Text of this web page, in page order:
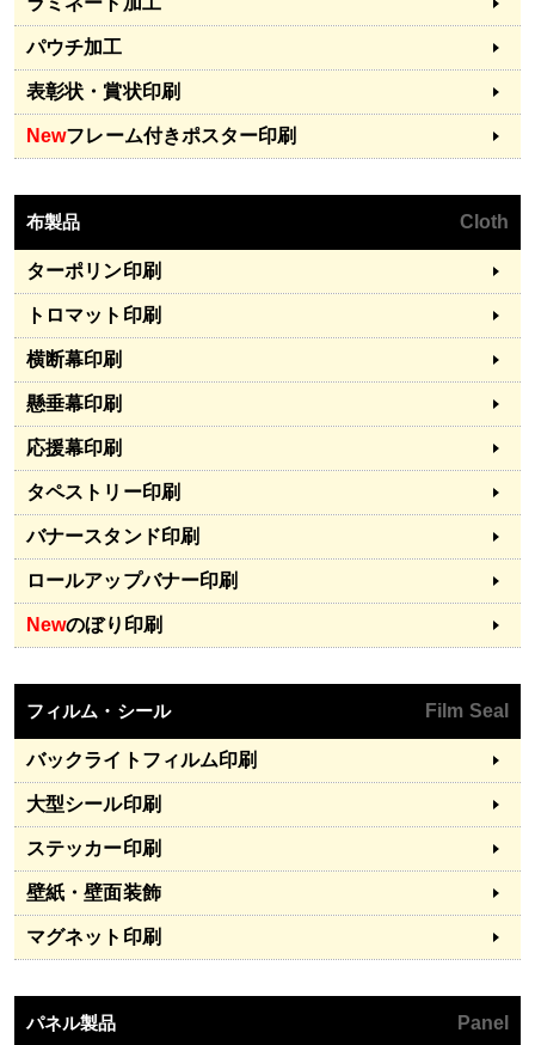
パウチ加工
表彰状・賞状印刷
Newフレーム付きポスター印刷
布製品 Cloth
ターポリン印刷
トロマット印刷
横断幕印刷
懸垂幕印刷
応援幕印刷
タペストリー印刷
バナースタンド印刷
ロールアップバナー印刷
Newのぼり印刷
フィルム・シール Film Seal
バックライトフィルム印刷
大型シール印刷
ステッカー印刷
壁紙・壁面装飾
マグネット印刷
パネル製品 Panel